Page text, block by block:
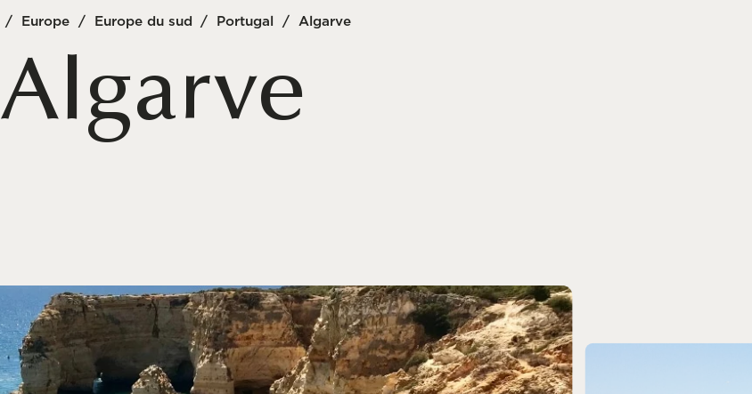
/ Europe / Europe du sud / Portugal / Algarve
Algarve